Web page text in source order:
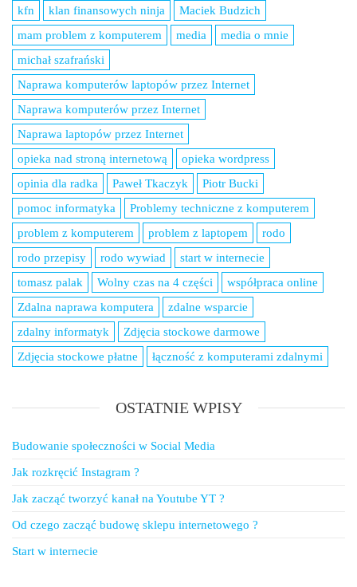
kfn
klan finansowych ninja
Maciek Budzich
mam problem z komputerem
media
media o mnie
michał szafrański
Naprawa komputerów laptopów przez Internet
Naprawa komputerów przez Internet
Naprawa laptopów przez Internet
opieka nad stroną internetową
opieka wordpress
opinia dla radka
Paweł Tkaczyk
Piotr Bucki
pomoc informatyka
Problemy techniczne z komputerem
problem z komputerem
problem z laptopem
rodo
rodo przepisy
rodo wywiad
start w internecie
tomasz palak
Wolny czas na 4 części
współpraca online
Zdalna naprawa komputera
zdalne wsparcie
zdalny informatyk
Zdjęcia stockowe darmowe
Zdjęcia stockowe płatne
łączność z komputerami zdalnymi
OSTATNIE WPISY
Budowanie społeczności w Social Media
Jak rozkręcić Instagram ?
Jak zacząć tworzyć kanał na Youtube YT ?
Od czego zacząć budowę sklepu internetowego ?
Start w internecie